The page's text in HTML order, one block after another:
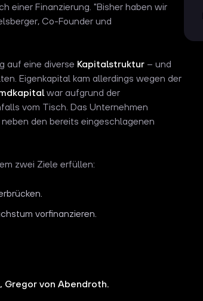
einer Finanzierung. "Bisher haben wir
Co-Founder und
auf eine diverse Kapitalstruktur – und
Eigenkapital kam allerdings wegen der
war aufgrund der
vom Tisch. Das Unternehmen
neben den bereits eingeschlagenen
zwei Ziele erfüllen:
vorfinanzieren.
Gregor von Abendroth.